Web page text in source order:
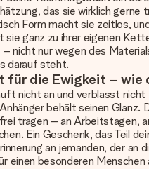
das sie wirklich gerne
Form macht sie zeitlos,
sie ganz zu ihrer eigenen
nicht nur wegen des
darauf steht.
für die Ewigkeit – wie
nicht an und verblasst
behält seinen Glanz.
tragen – an Arbeitstagen,
Ein Geschenk, das Teil
an jemanden, der an
einen besonderen Menschen